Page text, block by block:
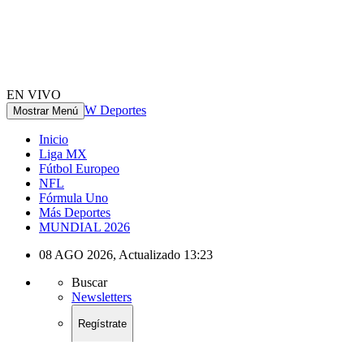
EN VIVO
Mostrar Menú W Deportes
Inicio
Liga MX
Fútbol Europeo
NFL
Fórmula Uno
Más Deportes
MUNDIAL 2026
08 AGO 2026, Actualizado 13:23
Buscar
Newsletters
Regístrate